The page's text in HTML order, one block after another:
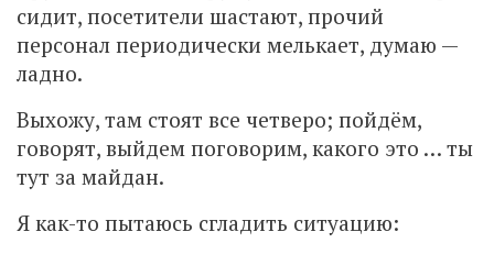
сидит, посетители шастают, прочий
персонал периодически мелькает, думаю —
ладно.
Выхожу, там стоят все четверо; пойдём,
говорят, выйдем поговорим, какого это … ты
тут за майдан.
Я как-то пытаюсь сгладить ситуацию: